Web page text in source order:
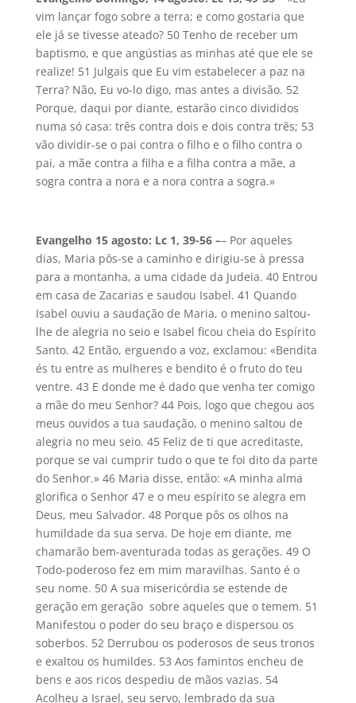
vim lançar fogo sobre a terra; e como gostaria que
ele já se tivesse ateado? 50 Tenho de receber um
baptismo, e que angústias as minhas até que ele se
realize! 51 Julgais que Eu vim estabelecer a paz na
Terra? Não, Eu vo-lo digo, mas antes a divisão. 52
Porque, daqui por diante, estarão cinco divididos
numa só casa: três contra dois e dois contra três; 53
vão dividir-se o pai contra o filho e o filho contra o
pai, a mãe contra a filha e a filha contra a mãe, a
sogra contra a nora e a nora contra a sogra.»
Evangelho 15 agosto: Lc 1, 39-56 –– Por aqueles
dias, Maria pôs-se a caminho e dirigiu-se à pressa
para a montanha, a uma cidade da Judeia. 40 Entrou
em casa de Zacarias e saudou Isabel. 41 Quando
Isabel ouviu a saudação de Maria, o menino saltou-
lhe de alegria no seio e Isabel ficou cheia do Espírito
Santo. 42 Então, erguendo a voz, exclamou: «Bendita
és tu entre as mulheres e bendito é o fruto do teu
ventre. 43 E donde me é dado que venha ter comigo
a mãe do meu Senhor? 44 Pois, logo que chegou aos
meus ouvidos a tua saudação, o menino saltou de
alegria no meu seio. 45 Feliz de ti que acreditaste,
porque se vai cumprir tudo o que te foi dito da parte
do Senhor.» 46 Maria disse, então: «A minha alma
glorifica o Senhor 47 e o meu espírito se alegra em
Deus, meu Salvador. 48 Porque pôs os olhos na
humildade da sua serva. De hoje em diante, me
chamarão bem-aventurada todas as gerações. 49 O
Todo-poderoso fez em mim maravilhas. Santo é o
seu nome. 50 A sua misericórdia se estende de
geração em geração sobre aqueles que o temem. 51
Manifestou o poder do seu braço e dispersou os
soberbos. 52 Derrubou os poderosos de seus tronos
e exaltou os humildes. 53 Aos famintos encheu de
bens e aos ricos despediu de mãos vazias. 54
Acolheu a Israel, seu servo, lembrado da sua